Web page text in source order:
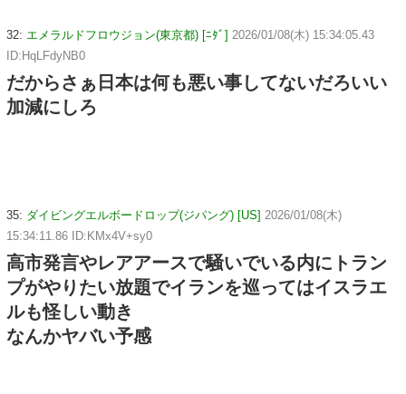
32: エメラルドフロウジョン(東京都) [ﾆﾀﾞ] 2026/01/08(木) 15:34:05.43
ID:HqLFdyNB0
だからさぁ日本は何も悪い事してないだろいい
加減にしろ
35: ダイビングエルボードロップ(ジパング) [US] 2026/01/08(木)
15:34:11.86 ID:KMx4V+sy0
高市発言やレアアースで騒いでいる内にトラン
プがやりたい放題でイランを巡ってはイスラエ
ルも怪しい動き
なんかヤバい予感